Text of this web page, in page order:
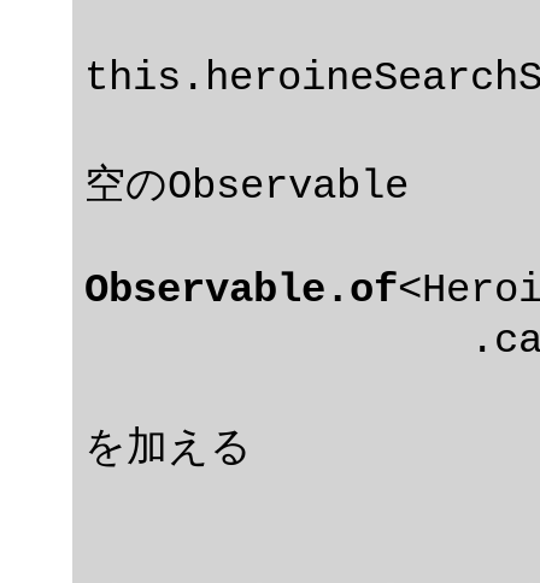
空のObservable
Observable.of
を加える